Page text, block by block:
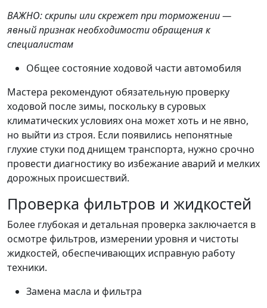
ВАЖНО: скрипы или скрежет при торможении —
явный признак необходимости обращения к
специалистам
Общее состояние ходовой части автомобиля
Мастера рекомендуют обязательную проверку
ходовой после зимы, поскольку в суровых
климатических условиях она может хоть и не явно,
но выйти из строя. Если появились непонятные
глухие стуки под днищем транспорта, нужно срочно
провести диагностику во избежание аварий и мелких
дорожных происшествий.
Проверка фильтров и жидкостей
Более глубокая и детальная проверка заключается в
осмотре фильтров, измерении уровня и чистоты
жидкостей, обеспечивающих исправную работу
техники.
Замена масла и фильтра